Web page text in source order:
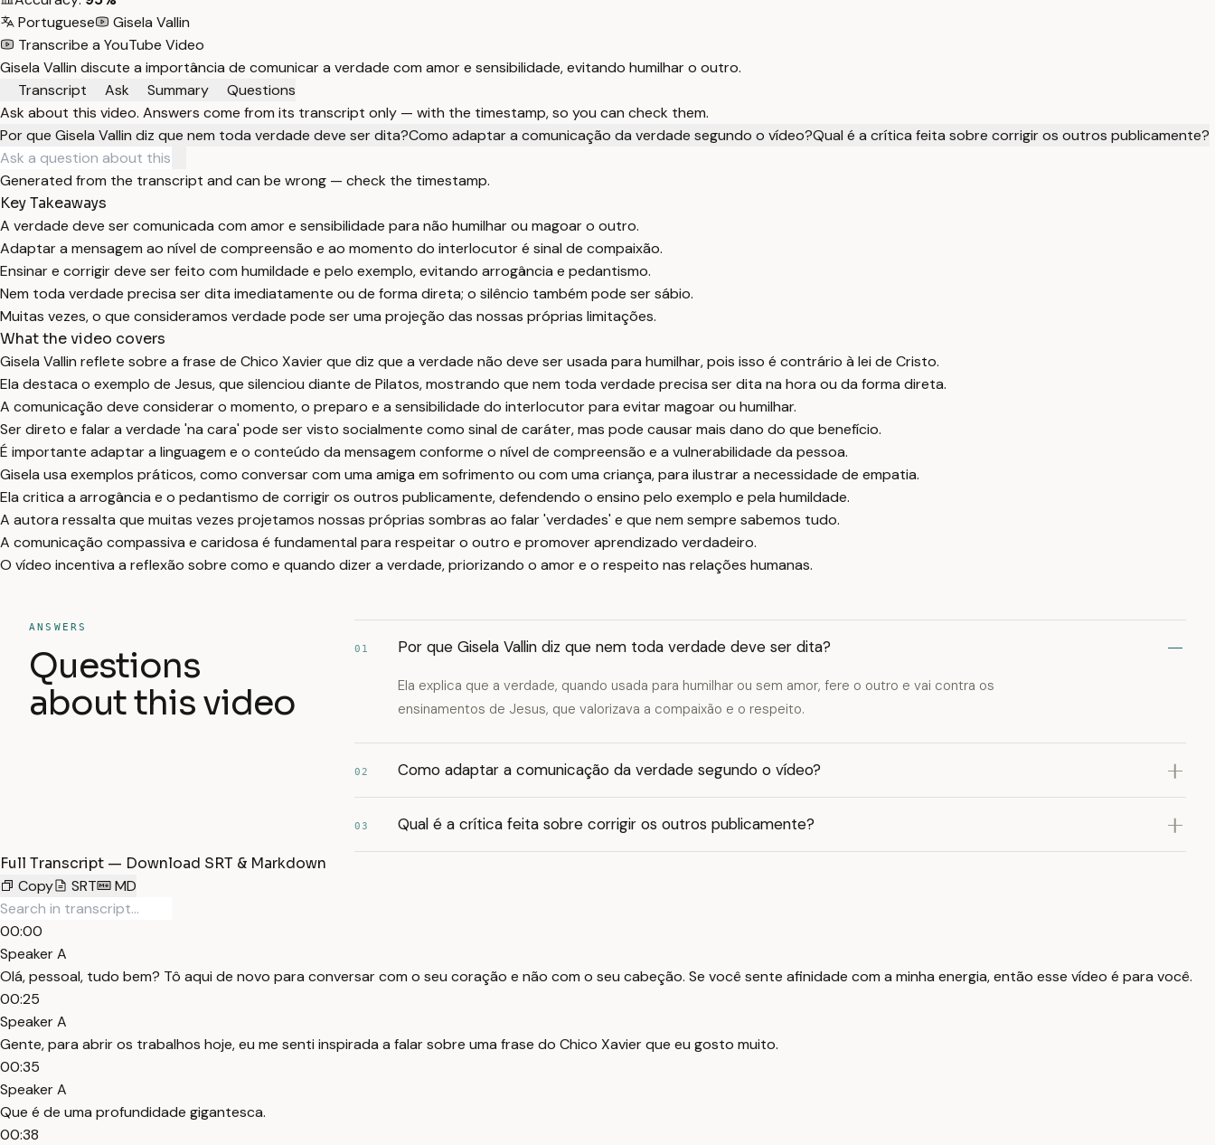
Portuguese
Gisela Vallin
Transcribe a YouTube Video
Gisela Vallin discute a importância de comunicar a verdade com amor e sensibilidade, evitando humilhar o outro.
Transcript
Ask Summary
Questions
Ask about this video. Answers come from its transcript only — with the timestamp, so you can check them.
Por que Gisela Vallin diz que nem toda verdade deve ser dita?Como adaptar a comunicação da verdade segundo o vídeo?Qual é a crítica feita sobre corrigir os outros publicamente?
Generated from the transcript and can be wrong — check the timestamp.
Key Takeaways
A verdade deve ser comunicada com amor e sensibilidade para não humilhar ou magoar o outro.
Adaptar a mensagem ao nível de compreensão e ao momento do interlocutor é sinal de compaixão.
Ensinar e corrigir deve ser feito com humildade e pelo exemplo, evitando arrogância e pedantismo.
Nem toda verdade precisa ser dita imediatamente ou de forma direta; o silêncio também pode ser sábio.
Muitas vezes, o que consideramos verdade pode ser uma projeção das nossas próprias limitações.
What the video covers
Gisela Vallin reflete sobre a frase de Chico Xavier que diz que a verdade não deve ser usada para humilhar, pois isso é contrário à lei de Cristo.
Ela destaca o exemplo de Jesus, que silenciou diante de Pilatos, mostrando que nem toda verdade precisa ser dita na hora ou da forma direta.
A comunicação deve considerar o momento, o preparo e a sensibilidade do interlocutor para evitar magoar ou humilhar.
Ser direto e falar a verdade 'na cara' pode ser visto socialmente como sinal de caráter, mas pode causar mais dano do que benefício.
É importante adaptar a linguagem e o conteúdo da mensagem conforme o nível de compreensão e a vulnerabilidade da pessoa.
Gisela usa exemplos práticos, como conversar com uma amiga em sofrimento ou com uma criança, para ilustrar a necessidade de empatia.
Ela critica a arrogância e o pedantismo de corrigir os outros publicamente, defendendo o ensino pelo exemplo e pela humildade.
A autora ressalta que muitas vezes projetamos nossas próprias sombras ao falar 'verdades' e que nem sempre sabemos tudo.
A comunicação compassiva e caridosa é fundamental para respeitar o outro e promover aprendizado verdadeiro.
O vídeo incentiva a reflexão sobre como e quando dizer a verdade, priorizando o amor e o respeito nas relações humanas.
ANSWERS
Questions
about this video
01 Por que Gisela Vallin diz que nem toda verdade deve ser dita?
Ela explica que a verdade, quando usada para humilhar ou sem amor, fere o outro e vai contra os
ensinamentos de Jesus, que valorizava a compaixão e o respeito.
02 Como adaptar a comunicação da verdade segundo o vídeo?
03 Qual é a crítica feita sobre corrigir os outros publicamente?
Full Transcript — Download SRT & Markdown
Copy
SRT MD
00:00
Speaker A
Olá, pessoal, tudo bem? Tô aqui de novo para conversar com o seu coração e não com o seu cabeção. Se você sente afinidade com a minha energia, então esse vídeo é para você.
00:25
Speaker A
Gente, para abrir os trabalhos hoje, eu me senti inspirada a falar sobre uma frase do Chico Xavier que eu gosto muito.
00:35
Speaker A
Que é de uma profundidade gigantesca.
00:38